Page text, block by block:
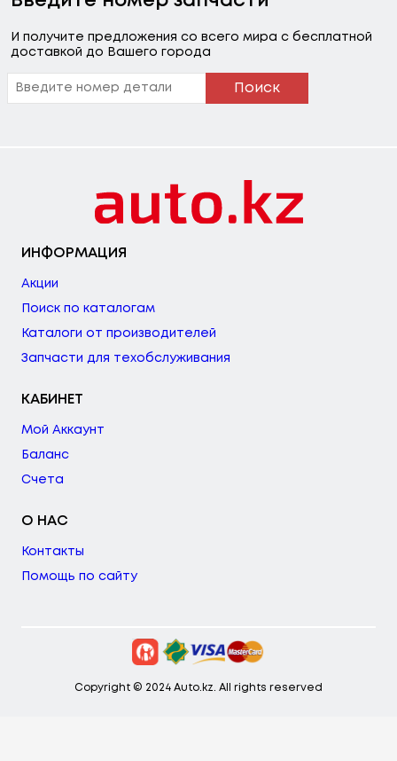
И получите предложения со всего мира с бесплатной
доставкой до Вашего города
Поиск
ИНФОРМАЦИЯ
Акции
Поиск по каталогам
Каталоги от производителей
Запчасти для техобслуживания
КАБИНЕТ
Мой Аккаунт
Баланс
Счета
О НАС
Контакты
Помощь по сайту
Copyright © 2024 Auto.kz. All rights reserved